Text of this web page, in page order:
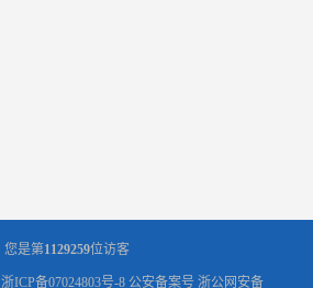
您是第1129259位访客
浙ICP备07024803号-8 公安备案号 浙公网安备